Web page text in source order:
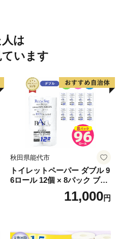
ル 吸水速乾 送料無料 浅野撚
糸 岐阜県 【 安八町 】
は
います
秋田県能代市
トイレットペーパー ダブル 9
6ロール 12個 × 8パック ブラ
ンカ 再生紙 100％ 芯あり 日
用品 消耗品 無香料 生活用品
11,000円